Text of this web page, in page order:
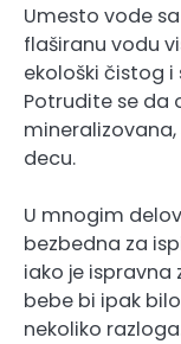
Umesto vode
flaširanu vodu
ekološki čistog
Potrudite se da
decu.
U mnogim
bezbedna za
iako je ispravna
bebe bi ipak
nekoliko